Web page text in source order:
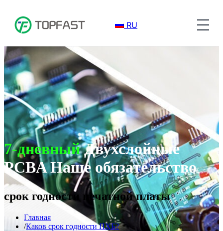
RU
7-дневныйДвухслойные
PCBA Наше обязательство
срок годности печатной платы
Главная
Каков срок годности ПХБ?